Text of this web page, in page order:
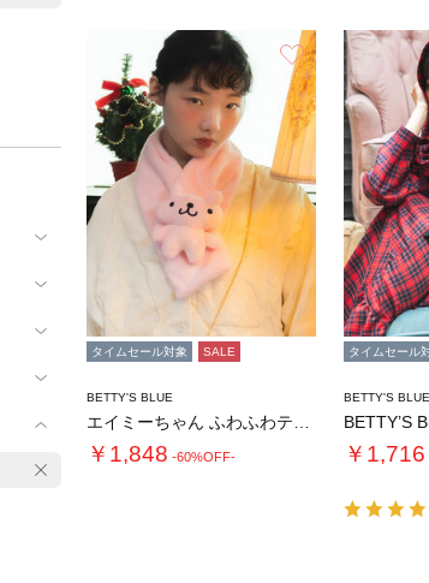
お気に入り
タイムセール対象 SALE
BETTY'S BLUE
￥1,848 -60%OFF-
タイムセール
BETTY'S BLUE
￥1,716